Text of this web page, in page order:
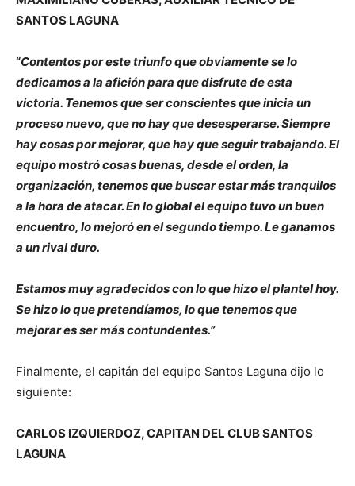
SANTOS LAGUNA
“Contentos por este triunfo que obviamente se lo
dedicamos a la afición para que disfrute de esta
victoria. Tenemos que ser conscientes que inicia un
proceso nuevo, que no hay que desesperarse. Siempre
hay cosas por mejorar, que hay que seguir trabajando. El
equipo mostró cosas buenas, desde el orden, la
organización, tenemos que buscar estar más tranquilos
a la hora de atacar. En lo global el equipo tuvo un buen
encuentro, lo mejoró en el segundo tiempo. Le ganamos
a un rival duro.
Estamos muy agradecidos con lo que hizo el plantel hoy.
Se hizo lo que pretendíamos, lo que tenemos que
mejorar es ser más contundentes.”
Finalmente, el capitán del equipo Santos Laguna dijo lo
siguiente:
CARLOS IZQUIERDOZ, CAPITAN DEL CLUB SANTOS
LAGUNA